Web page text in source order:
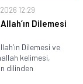
12:29
Dilemesi
Dilemesi ve
kelimesi,
dilinden